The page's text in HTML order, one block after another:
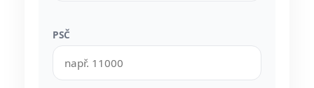
PSČ